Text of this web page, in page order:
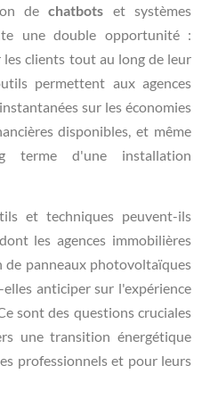
dechatbots et systèmes
une double opportunité :
clients tout au long de leur
permettent aux agences
sur les économies
disponibles, et même
terme d'une installation
et techniques peuvent-ils
les agences immobilières
panneaux photovoltaïques
anticiper sur l'expérience
sont des questions cruciales
une transition énergétique
professionnels et pour leurs